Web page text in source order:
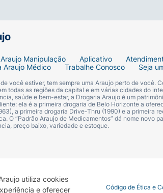
utiliza cookies
e oferecer
Araujo Manipulação Aplicativo
Araujo Médico Trabalhe Conosco Seja
você estiver, tem sempre uma Araujo perto de
todas as regiões da capital e em várias cidades do
saúde e bem-estar, a Drogaria Araujo é um
ela é a primeira drogaria de Belo Horizonte a
a primeira drogaria Drive-Thru (1990) e a primeira
O “Padrão Araujo de Medicamentos” dá nome
preço baixo, variedade e estoque.
da Privacidade Covid-19 Código de Ética e